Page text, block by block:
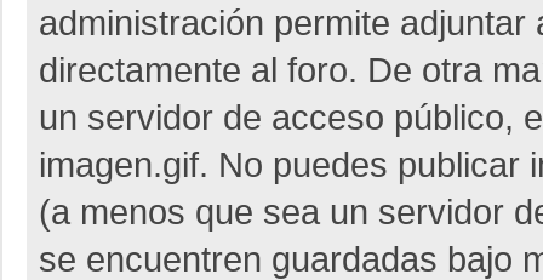
administración permite
directamente al foro. De otra
un servidor de acceso público,
imagen.gif. No puedes publicar
(a menos que sea un servidor
se encuentren guardadas bajo